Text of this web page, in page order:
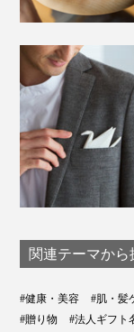
「『ワンダフル
構造を知り、困
声が、伝わってき
そして、静電気
関連テーマから
#健康・美容 #肌・髪
#贈り物
#法人ギフト